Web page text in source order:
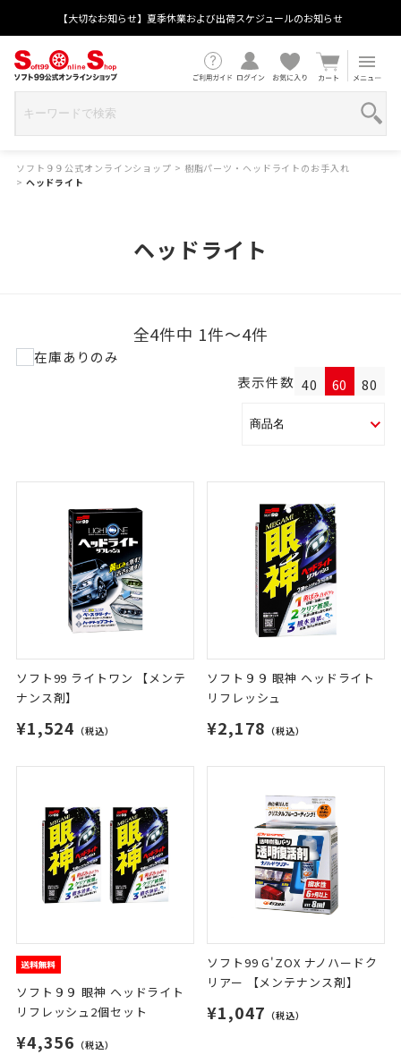
【大切なお知らせ】夏季休業および出荷スケジュールのお知らせ
ソフト９９公式オンラインショップ > 樹脂パーツ・ヘッドライトのお手入れ
> ヘッドライト
ヘッドライト
全4件中 1件～4件
在庫ありのみ
表示件数 40 60 80
ソフト99 ライトワン 【メンテ
ナンス剤】
¥1,524 （税込）
ソフト９９ 眼神 ヘッドライト
リフレッシュ
¥2,178 （税込）
ソフト９９ 眼神 ヘッドライト
リフレッシュ2個セット
¥4,356 （税込）
ソフト99 G'ZOX ナノハードク
リアー 【メンテナンス剤】
¥1,047 （税込）